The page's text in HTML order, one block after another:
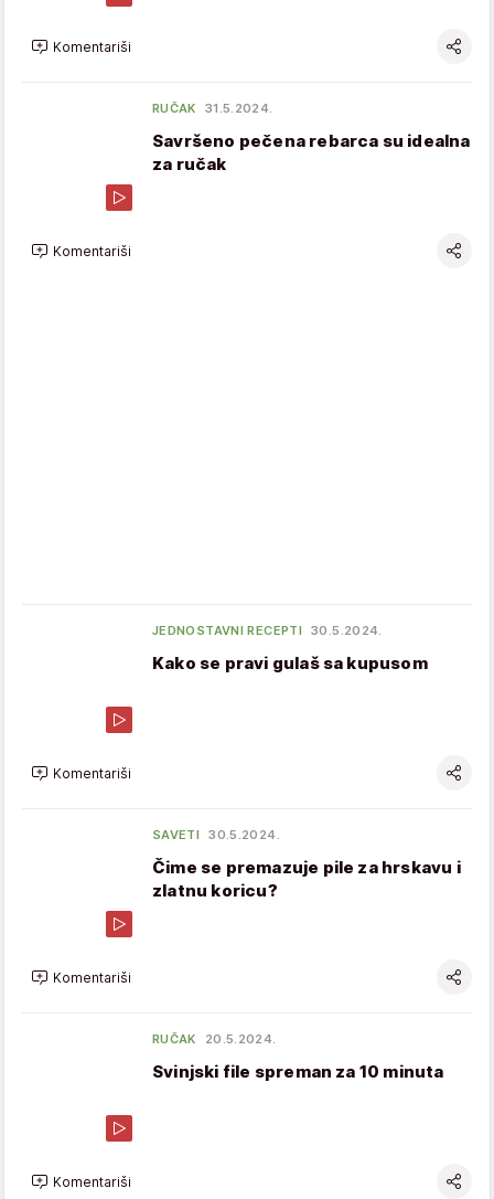
Komentariši
RUČAK 31.5.2024.
Savršeno pečena rebarca su idealna
za ručak
Komentariši
JEDNOSTAVNI RECEPTI 30.5.2024.
Kako se pravi gulaš sa kupusom
Komentariši
SAVETI 30.5.2024.
Čime se premazuje pile za hrskavu i
zlatnu koricu?
Komentariši
RUČAK 20.5.2024.
Svinjski file spreman za 10 minuta
Komentariši